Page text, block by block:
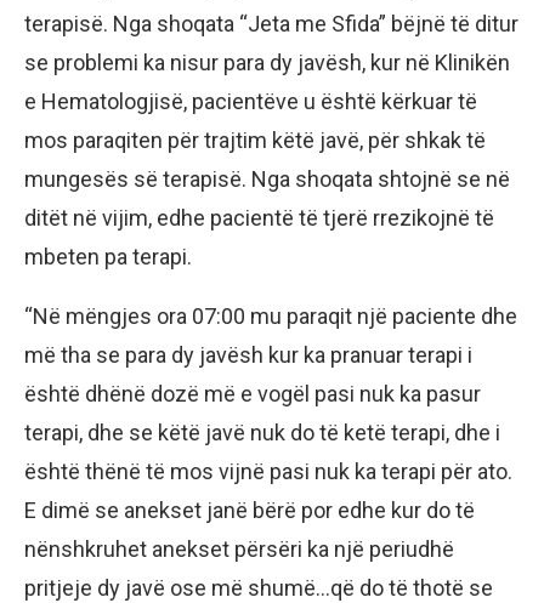
terapisë. Nga shoqata “Jeta me Sfida” bëjnë të ditur
se problemi ka nisur para dy javësh, kur në Klinikën
e Hematologjisë, pacientëve u është kërkuar të
mos paraqiten për trajtim këtë javë, për shkak të
mungesës së terapisë. Nga shoqata shtojnë se në
ditët në vijim, edhe pacientë të tjerë rrezikojnë të
mbeten pa terapi.
“Në mëngjes ora 07:00 mu paraqit një paciente dhe
më tha se para dy javësh kur ka pranuar terapi i
është dhënë dozë më e vogël pasi nuk ka pasur
terapi, dhe se këtë javë nuk do të ketë terapi, dhe i
është thënë të mos vijnë pasi nuk ka terapi për ato.
E dimë se anekset janë bërë por edhe kur do të
nënshkruhet anekset përsëri ka një periudhë
pritjeje dy javë ose më shumë…që do të thotë se